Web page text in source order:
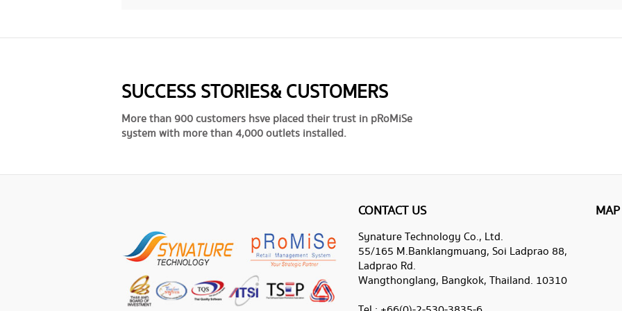
SUCCESS STORIES & CUSTOMERS
More than 900 customers hsve placed their trust in pRoMiSe
system with more than 4,000 outlets installed.
CONTACT US
Synature Technology Co., Ltd.
55/165 M.Banklangmuang, Soi Ladprao 88,
Ladprao Rd.
Wangthonglang, Bangkok, Thailand. 10310
MAP